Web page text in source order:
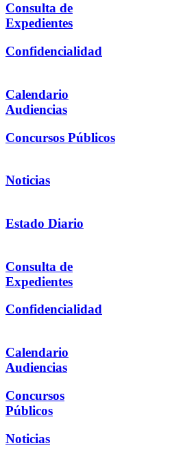
Consulta de
Expedientes
Confidencialidad
Calendario
Audiencias
Concursos Públicos
Noticias
Estado Diario
Consulta de
Expedientes
Confidencialidad
Calendario
Audiencias
Concursos
Públicos
Noticias